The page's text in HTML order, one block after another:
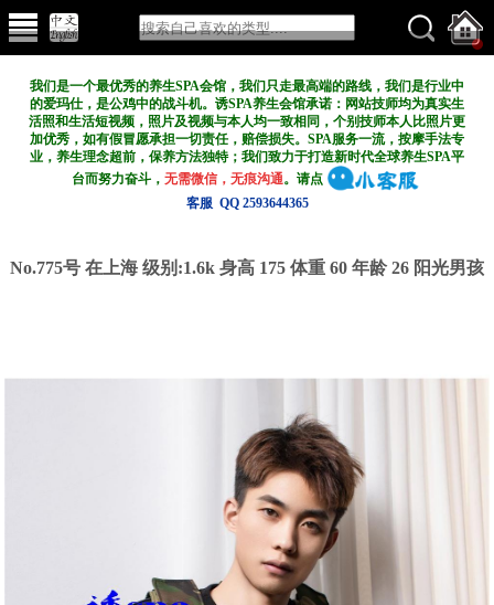
我们是一个最优秀的养生SPA会馆，我们只走最高端的路线，我们是行业中
的爱玛仕，是公鸡中的战斗机。诱SPA养生会馆承诺：网站技师均为真实生
活照和生活短视频，照片及视频与本人均一致相同，个别技师本人比照片更
加优秀，如有假冒愿承担一切责任，赔偿损失。SPA服务一流，按摩手法专
业，养生理念超前，保养方法独特；我们致力于打造新时代全球养生SPA平
台而努力奋斗，无需微信，无痕沟通。请点
客服 QQ 2593644365
No.775号 在上海 级别:1.6k 身高 175 体重 60 年龄 26 阳光男孩